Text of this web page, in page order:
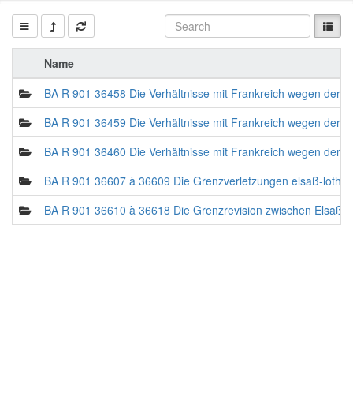
Name
BA R 901 36458 Die Verhältnisse mit Frankreich wegen der
BA R 901 36459 Die Verhältnisse mit Frankreich wegen der
BA R 901 36460 Die Verhältnisse mit Frankreich wegen der
BA R 901 36607 à 36609 Die Grenzverletzungen elsaß-
BA R 901 36610 à 36618 Die Grenzrevision zwischen